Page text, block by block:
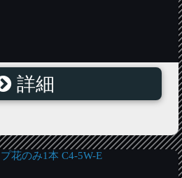
プパイプ・ポール立てセット
詳細